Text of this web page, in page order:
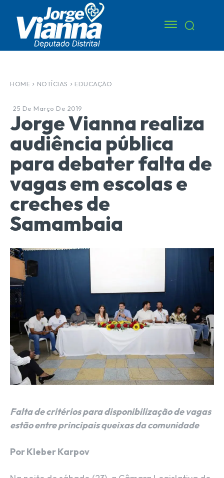
HOME NOTÍCIAS EDUCAÇÃO
25 De Março De 2019
Jorge Vianna realiza
audiência pública
para debater falta de
vagas em escolas e
creches de
Samambaia
Falta de critérios para disponibilização de vagas
estão entre principais queixas da comunidade
Por Kleber Karpov